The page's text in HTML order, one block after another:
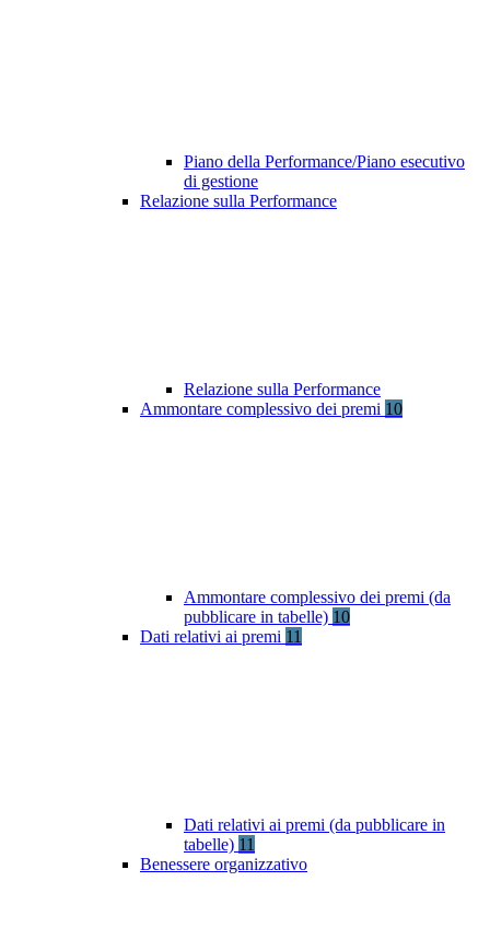
Piano della Performance/Piano esecutivo
di gestione
Relazione sulla Performance
Relazione sulla Performance
Ammontare complessivo dei premi 10
Ammontare complessivo dei premi (da
pubblicare in tabelle) 10
Dati relativi ai premi 11
Dati relativi ai premi (da pubblicare in
tabelle) 11
Benessere organizzativo